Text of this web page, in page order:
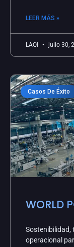
LEER MÁS »
LAQI julio 30,
Casos De Éxito
WORLD
Sostenibilidad,
operacional